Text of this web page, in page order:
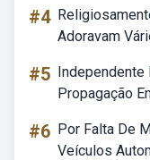
#4
Adoravam
#5 Independente
Propagação
#6 Por Falta De
Veículos